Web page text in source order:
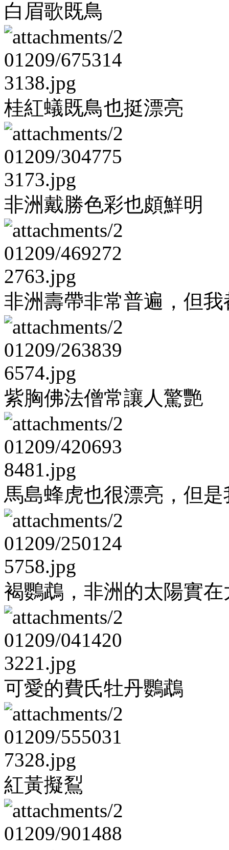
白眉歌既鳥
桂紅蟻既鳥也挺漂亮
非洲戴勝色彩也頗鮮明
非洲壽帶非常普遍，但
紫胸佛法僧常讓人驚艷
馬島蜂虎也很漂亮，但
褐鸚鵡，非洲的太陽實
可愛的費氏牡丹鸚鵡
紅黃擬鴷